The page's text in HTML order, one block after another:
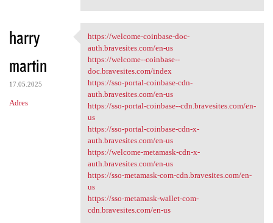
harry
martin
17.05.2025
Adres
https://welcome-coinbase-doc
https://welcome-coinbase-doc-
auth.bravesites.com/en-us
https://welcome--coinbase--
doc.bravesites.com/index
https://sso-portal-coinbase-cdn-
auth.bravesites.com/en-us
https://sso-portal-coinbase--cdn.bravesites.com/en-
us
https://sso-portal-coinbase-cdn-x-
auth.bravesites.com/en-us
https://welcome-metamask-cdn-x-
auth.bravesites.com/en-us
https://sso-metamask-com-cdn.bravesites.com/en-
us
https://sso-metamask-wallet-com-
cdn.bravesites.com/en-us